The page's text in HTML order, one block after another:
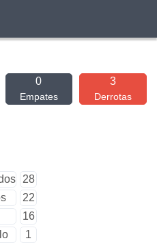
0
Empates
3
Derrotas
28
22
16
1